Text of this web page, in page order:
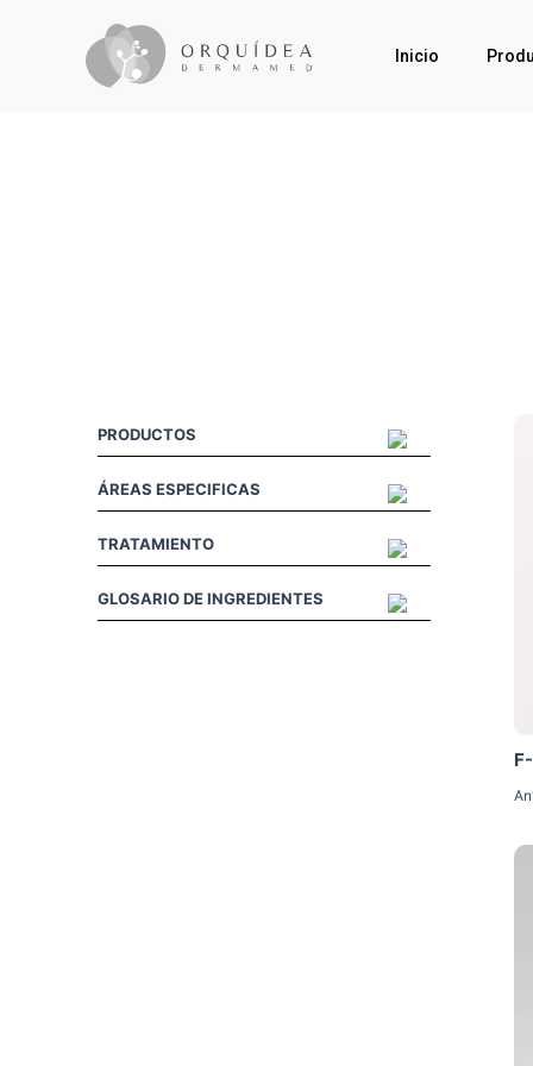
Inicio
PRODUCTOS
ÁREAS ESPECIFICAS
TRATAMIENTO
GLOSARIO DE INGREDIENTES